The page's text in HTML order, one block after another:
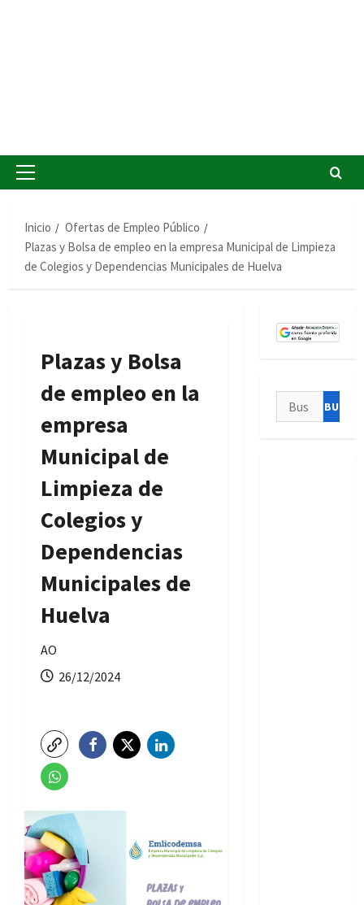
Menú
Inicio
Ofertas de Empleo Público
Plazas y Bolsa de empleo en la empresa Municipal de Limpieza
de Colegios y Dependencias Municipales de Huelva
Plazas y Bolsa
de empleo en la
empresa
Municipal de
Limpieza de
Colegios y
Dependencias
Municipales de
Huelva
AO
26/12/2024
Buscar: